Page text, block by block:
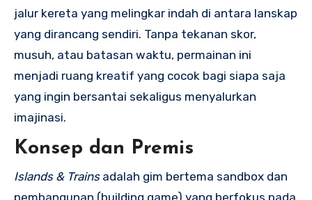
jalur kereta yang melingkar indah di antara lanskap
yang dirancang sendiri. Tanpa tekanan skor,
musuh, atau batasan waktu, permainan ini
menjadi ruang kreatif yang cocok bagi siapa saja
yang ingin bersantai sekaligus menyalurkan
imajinasi.
Konsep dan Premis
Islands & Trainsadalah gim bertema sandbox dan
pembangunan (building game) yang berfokus pada